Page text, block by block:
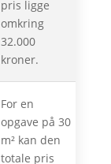
pris ligge
omkring
32.000
kroner.
For en
opgave på 30
m² kan den
totale pris